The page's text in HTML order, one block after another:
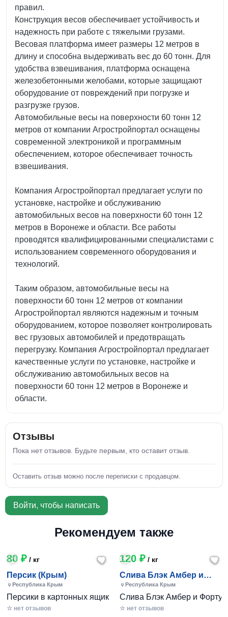
правил.
Конструкция весов обеспечивает устойчивость и
надежность при работе с тяжелыми грузами.
Весовая платформа имеет размеры 12 метров в
длину и способна выдерживать вес до 60 тонн. Для
удобства взвешивания, платформа оснащена
железобетонными желобами, которые защищают
оборудование от повреждений при погрузке и
разгрузке грузов.
Автомобильные весы на поверхности 60 тонн 12
метров от компании Агростройпортал оснащены
современной электроникой и программным
обеспечением, которое обеспечивает точность
взвешивания.
Компания Агростройпортал предлагает услуги по
установке, настройке и обслуживанию
автомобильных весов на поверхности 60 тонн 12
метров в Воронеже и области. Все работы
проводятся квалифицированными специалистами с
использованием современного оборудования и
технологий.
Таким образом, автомобильные весы на
поверхности 60 тонн 12 метров от компании
Агростройпортал являются надежным и точным
оборудованием, которое позволяет контролировать
вес грузовых автомобилей и предотвращать
перегрузку. Компания Агростройпортал предлагает
качественные услуги по установке, настройке и
обслуживанию автомобильных весов на
поверхности 60 тонн 12 метров в Воронеже и
области.
Отзывы
Пока нет отзывов. Будьте первым, кто оставит отзыв.
Оставить отзыв можно после переписки с продавцом.
Войти, чтобы написать
Рекомендуем также
80 ₽ / кг
Персик (Крым)
Республика Крым
Персики в картонных ящиках по 7-10 кг. Цена 80-200 руб
☆ нет отзывов
120 ₽/ кг
Слива Блэк Амбер и
Фортуна (Крым)
Республика Крым
Слива Блэк Амбер и
☆ нет отзывов